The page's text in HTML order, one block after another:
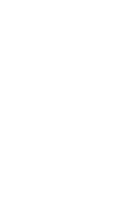
花收购，有利于